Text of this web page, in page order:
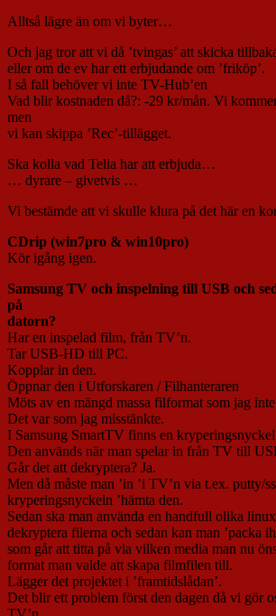
Alltså lägre än om vi byter…
Och jag tror att vi då ’tvingas’ att skicka
eller om de ev har ett erbjudande om ’friköp’.
I så fall behöver vi inte TV-Hub’en
Vad blir kostnaden då?: -29 kr/mån. Vi
men
vi kan skippa ’Rec’-tillägget.
Ska kolla vad Telia har att erbjuda…
… dyrare – givetvis …
Vi bestämde att vi skulle klura på det här en
CDrip (win7pro & win10pro)
Kör igång igen.
Samsung TV och inspelning till USB och
på
datorn?
Har en inspelad film, från TV’n.
Tar USB-HD till PC.
Kopplar in den.
Öppnar den i Utforskaren / Filhanteraren
Möts av en mängd massa filformat som jag
Det var som jag misstänkte.
I Samsung SmartTV finns en
Den används när man spelar in från TV till
Går det att dekryptera? Ja.
Men då måste man ’in ’i TV’n via t.ex. putty/
kryperingsnyckeln ’hämta den.
Sedan ska man använda en handfull olika
dekryptera filerna och sedan kan man ’packa
som går att titta på via vilken media man nu
format man valde att skapa filmfilen till.
Lägger det projektet i ’framtidslådan’.
Det blir ett problem först den dagen då vi gör